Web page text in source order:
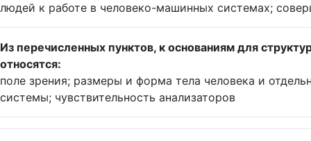
людей к работе в человеко-машинных системах;
Из перечисленных пунктов, к основаниям для
относятся:
поле зрения; размеры и форма тела человека и
системы; чувствительность анализаторов